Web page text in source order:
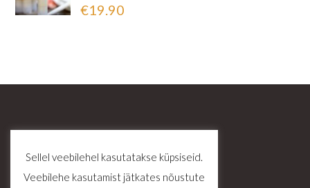
5.00 / 5
€19.90
Sellel veebilehel kasutatakse küpsiseid.
Veebilehe kasutamist jätkates nõustute